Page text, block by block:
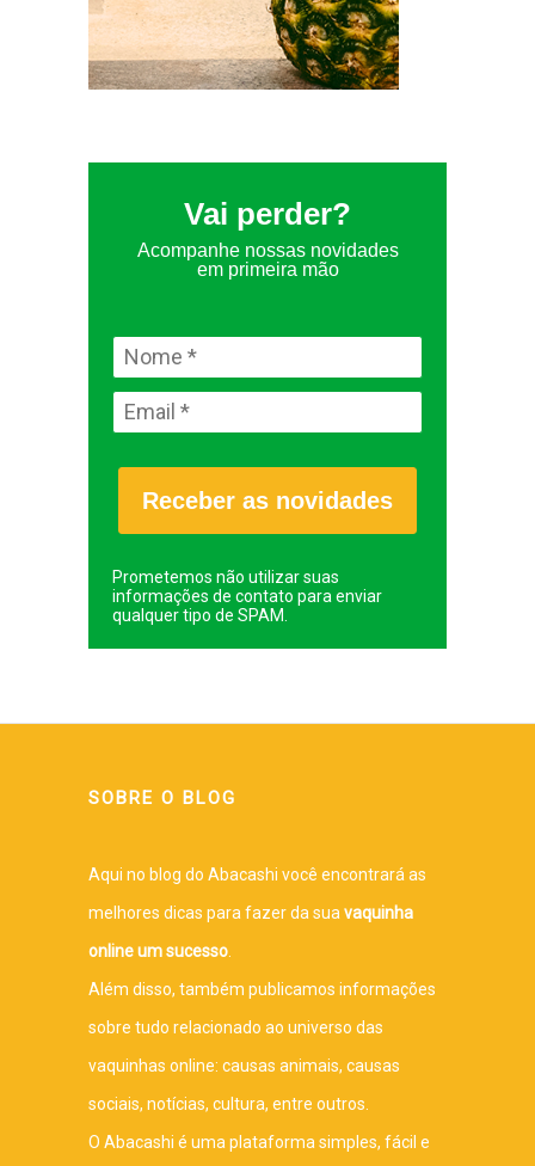
Vai perder?
Acompanhe nossas novidades
em primeira mão
Receber as novidades
Prometemos não utilizar suas
informações de contato para enviar
qualquer tipo de SPAM.
SOBRE O BLOG
Aqui no blog do Abacashi você encontrará as
melhores dicas para fazer da sua vaquinha
online um sucesso
Além disso, também publicamos informações
sobre tudo relacionado ao universo das
vaquinhas online: causas animais, causas
sociais, notícias, cultura, entre outros.
O Abacashi é uma plataforma simples, fácil e